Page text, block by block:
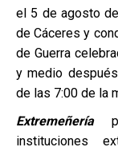
el 5 de agosto
de Cáceres y
de Guerra
y medio
de las 7:00 de la
Extremeñería
instituciones